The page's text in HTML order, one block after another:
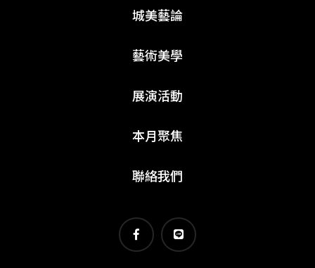
城美藝論
藝術美學
展演活動
本月聚焦
聯絡我們